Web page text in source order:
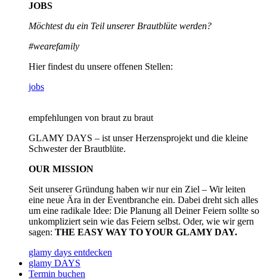
JOBS
Möchtest du ein Teil unsererBrautblüte werden?
#wearefamily
Hier findest du unsere offenen Stellen:
jobs
empfehlungen von braut zu braut
GLAMY DAYS – ist unser Herzensprojekt und die kleine
Schwester der Brautblüte.
OUR MISSION
Seit unserer Gründung haben wir nur ein Ziel – Wir leiten
eine neue Ära in der Eventbranche ein. Dabei dreht sich alles
um eine radikale Idee: Die Planung all Deiner Feiern sollte so
unkompliziert sein wie das Feiern selbst. Oder, wie wir gern
sagen: THE EASY WAY TO YOUR GLAMY DAY.
glamy days entdecken
glamy DAYS
Termin buchen